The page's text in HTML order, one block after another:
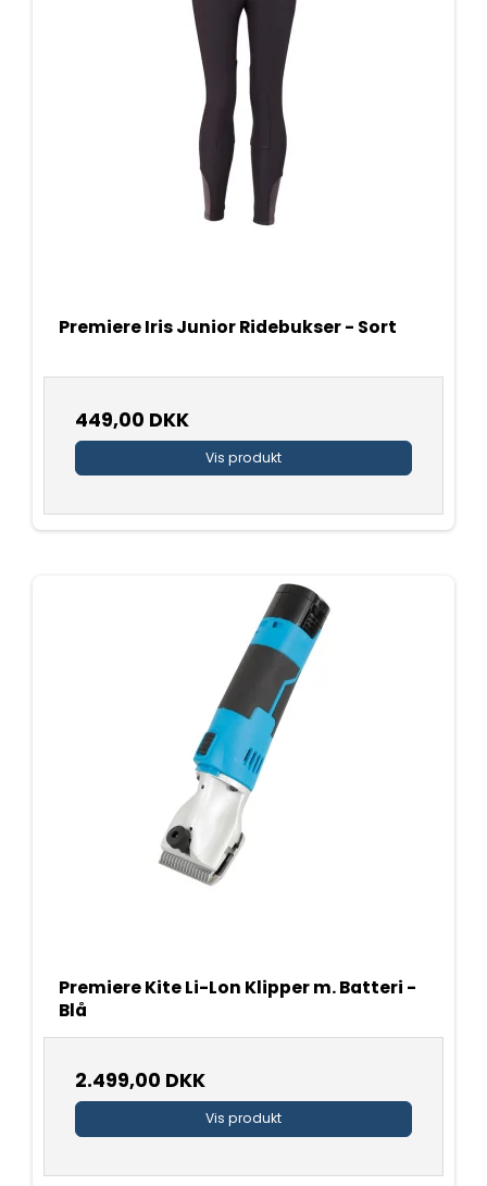
Premiere Iris Junior Ridebukser - Sort
449,00 DKK
Vis produkt
Premiere Kite Li-Lon Klipper m. Batteri -
Blå
2.499,00 DKK
Vis produkt